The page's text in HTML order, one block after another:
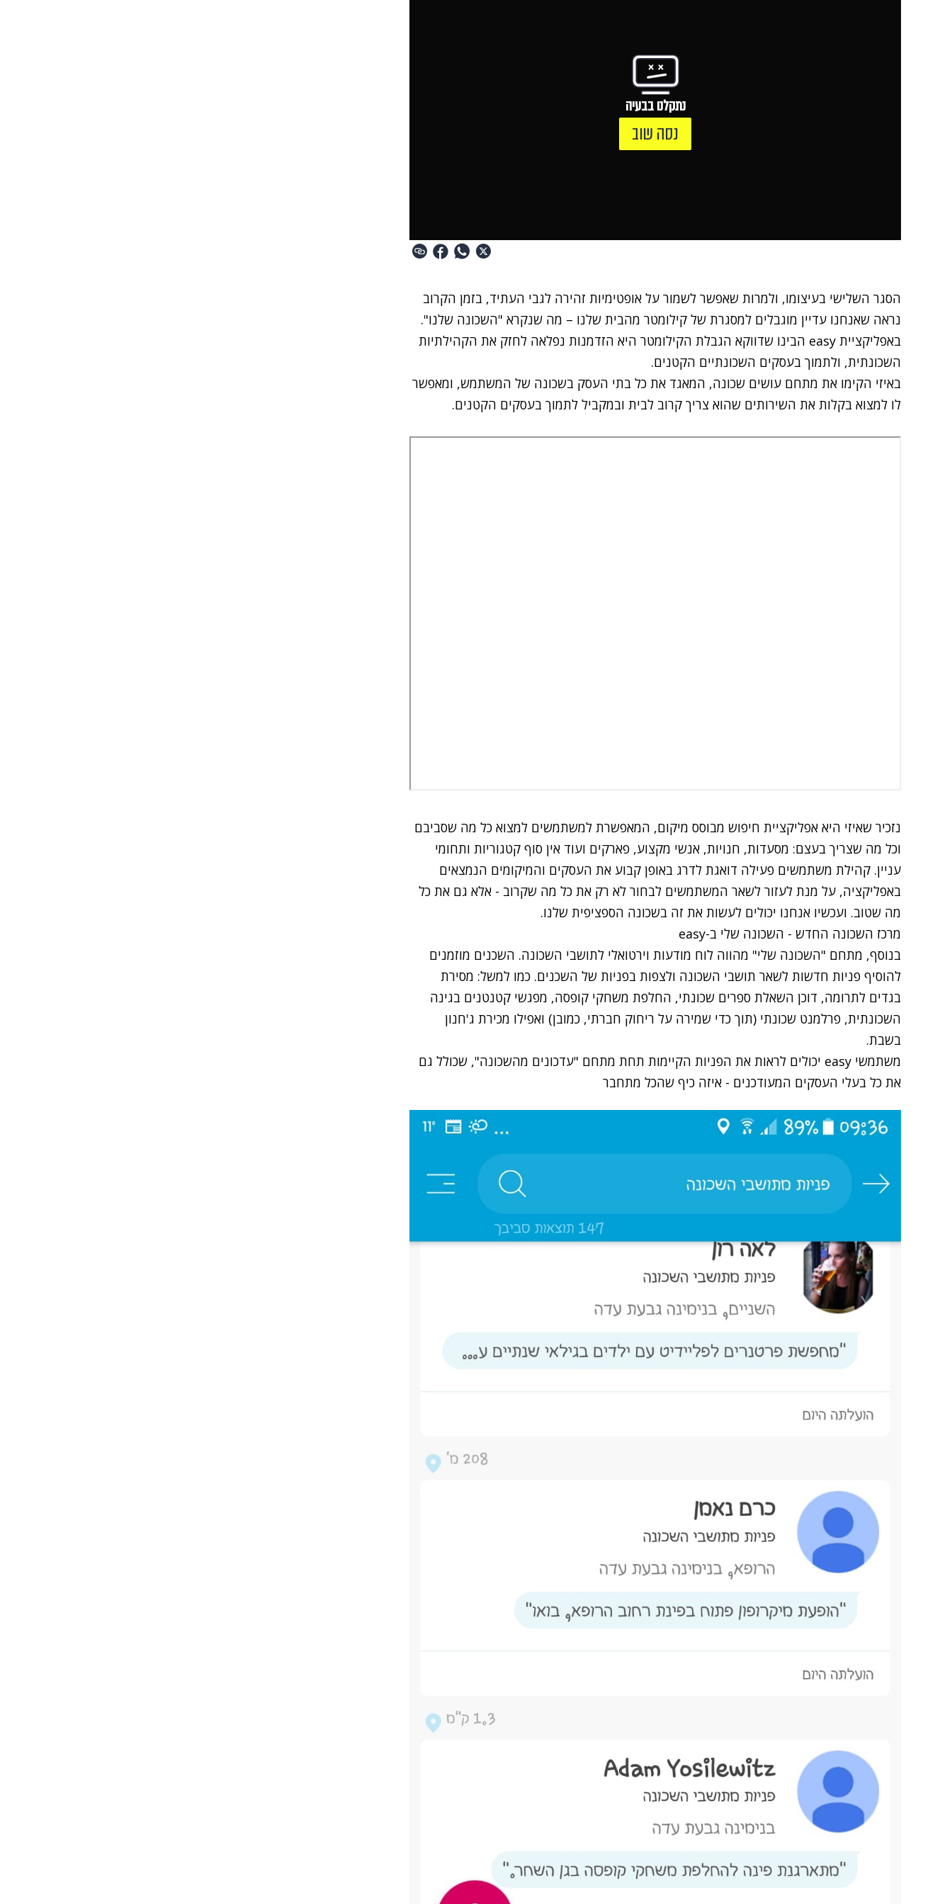
נתקלנו בבעיה
נסה שוב
הסגר השלישי בעיצומו, ולמרות שאפשר לשמור על אופטימיות זהירה לגבי העתיד, בזמן הקרוב
נראה שאנחנו עדיין מוגבלים למסגרת של קילומטר מהבית שלנו – מה שנקרא "השכונה שלנו".
באפליקציית easy
הבינו שדווקא הגבלת הקילומטר היא הזדמנות נפלאה לחזק את הקהילתיות
השכונתית, ולתמוך בעסקים השכונתיים הקטנים.
באיזי הקימו את מתחם עושים שכונה, המאגד את כל בתי העסק בשכונה של המשתמש, ומאפשר
לו למצוא בקלות את השירותים שהוא צריך קרוב לבית ובמקביל לתמוך בעסקים הקטנים.
נזכיר שאיזי היא אפליקציית חיפוש מבוסס מיקום, המאפשרת למשתמשים למצוא כל מה שסביבם
וכל מה שצריך בעצם: מסעדות, חנויות, אנשי מקצוע, פארקים ועוד אין סוף קטגוריות ותחומי
עניין. קהילת משתמשים פעילה דואגת לדרג באופן קבוע את העסקים והמיקומים הנמצאים
באפליקציה, על מנת לעזור לשאר המשתמשים לבחור לא רק את כל מה שקרוב - אלא גם את כל
מה שטוב. ועכשיו אנחנו יכולים לעשות את זה בשכונה הספציפית שלנו.
מרכז השכונה החדש - השכונה שלי ב-easy
בנוסף, מתחם "השכונה שלי" מהווה לוח מודעות וירטואלי לתושבי השכונה. השכנים מוזמנים
להוסיף פניות חדשות לשאר תושבי השכונה ולצפות בפניות של השכנים. כמו למשל: מסירת
בגדים לתרומה, דוכן השאלת ספרים שכונתי, החלפת משחקי קופסה, מפגשי קטנטנים בגינה
השכונתית, פרלמנט שכונתי (תוך כדי שמירה על ריחוק חברתי, כמובן) ואפילו מכירת ג'חנון
בשבת.
משתמשי easy יכולים לראות את הפניות הקיימות תחת מתחם "עדכונים מהשכונה", שכולל גם
את כל בעלי העסקים המעודכנים - איזה כיף שהכל מתחבר